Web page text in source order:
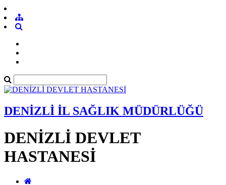
DENİZLİ İL SAĞLIK MÜDÜRLÜĞÜ
DENİZLİ DEVLET
HASTANESİ